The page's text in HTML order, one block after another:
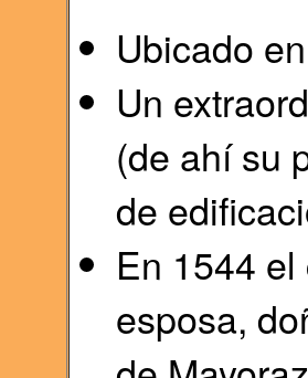
Ubicado
Un
(de ahí su
de
En 1544
esposa,